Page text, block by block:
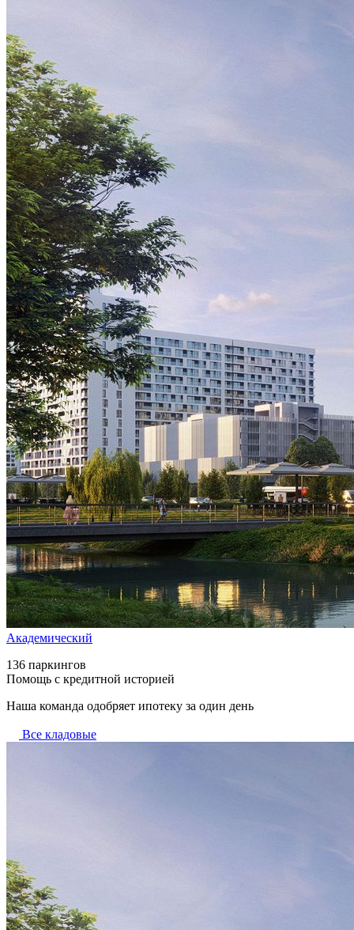
Академический
136 паркингов
Помощь с кредитной историей
Наша команда одобряет ипотеку за один день
Все кладовые